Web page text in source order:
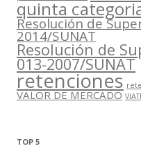
quinta
Resolución de
2014/SUNAT
Resolución de
013-2007/SUNAT
retenciones
VALOR DE MERCADO
TOP 5